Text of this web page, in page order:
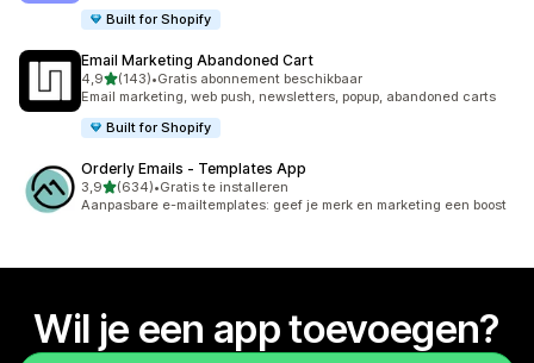
Built for Shopify
Email Marketing Abandoned Cart
4,9van 5 sterren
(143)
143 recensies in totaal
•Gratis abonnement beschikbaar
Email marketing, web push, newsletters, popup, abandoned carts
Built for Shopify
Orderly Emails ‑ Templates App
3,9van 5 sterren
(634)
634 recensies in totaal
•Gratis te installeren
Aanpasbare e-mailtemplates: geef je merk en marketing een boost
Wil je een app toevoegen?